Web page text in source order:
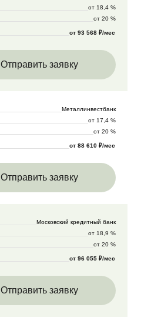
от 18,4 %
от 20 %
от 93 568 ₽/мес
Отправить заявку
Металлинвестбанк
от 17,4 %
от 20 %
от 88 610 ₽/мес
Отправить заявку
Московский кредитный банк
от 18,9 %
от 20 %
от 96 055 ₽/мес
Отправить заявку